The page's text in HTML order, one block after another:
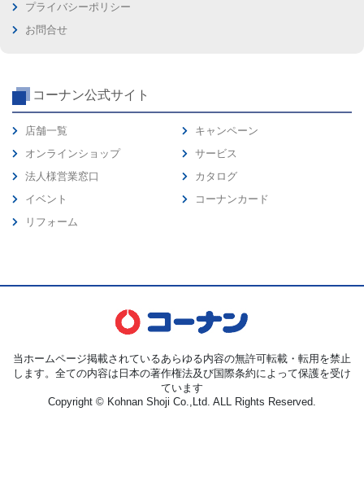
プライバシーポリシー
お問合せ
コーナン公式サイト
店舗一覧
オンラインショップ
法人様営業窓口
イベント
リフォーム
キャンペーン
サービス
カタログ
コーナンカード
当ホームページ掲載されているあらゆる内容の無許可転載・転用を禁止
します。全ての内容は日本の著作権法及び国際条約によって保護を受け
ています
Copyright © Kohnan Shoji Co.,Ltd. ALL Rights Reserved.